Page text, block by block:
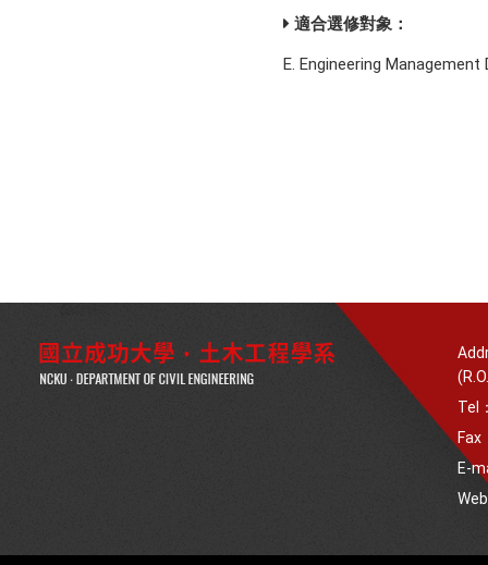
適合選修對象：
E. Engineering Management
Tel
Fax
E-